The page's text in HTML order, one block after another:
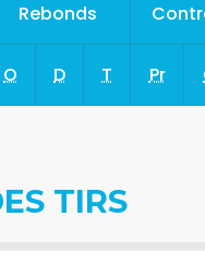
Rebonds
O D T Pr
TIRS